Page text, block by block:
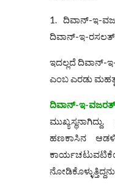
1. ದಿವಾನ್‌-ಇ-
ದಿವಾನ್‌-ಇ-ರಸಲತ್‌
ಇದಲ್ಲದೆ ದಿವಾನ್-
ಎಂಬ ಎರಡು
ದಿವಾನ್-ಇ-
ಹಣಕಾಸಿನ